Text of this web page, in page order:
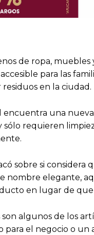
de ropa,
para las
en la ciudad.
encuentra una
requieren
sobre si considera
nombre elegante,
en lugar de
algunos de los
el negocio o un